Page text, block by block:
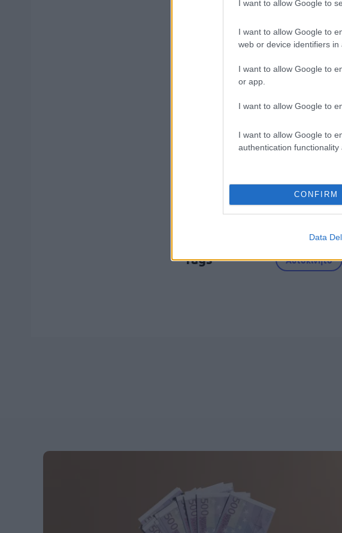
I want to allow Google to
I want to allow Google to
web or device identifiers in
I want to allow Google to
or app.
I want to allow Google to
I want to allow Google to
authentication
CONFIRM
Data
διαμονή, σίτιση και
Τουρισμός για
παίρνουν σειρά σήμερα
Σχολεία: 42
Αυτό το επίδομα
Tags Αυτοκίνητο